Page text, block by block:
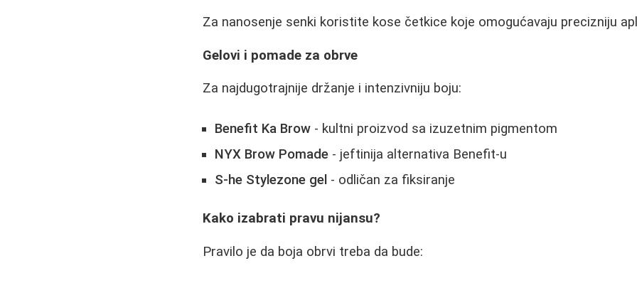
Za nanosenje senki koristite kose četkice koje omogućavaju precizniju
Gelovi i pomade za obrve
Za najdugotrajnije držanje i intenzivniju boju:
Benefit Ka Brow - kultni proizvod sa izuzetnim pigmentom
NYX Brow Pomade - jeftinija alternativa Benefit-u
S-he Stylezone gel - odličan za fiksiranje
Kako izabrati pravu nijansu?
Pravilo je da boja obrvi treba da bude: